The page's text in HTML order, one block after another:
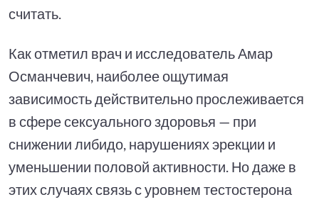
считать.
Как отметил врач и исследователь Амар
Османчевич, наиболее ощутимая
зависимость действительно прослеживается
в сфере сексуального здоровья — при
снижении либидо, нарушениях эрекции и
уменьшении половой активности. Но даже в
этих случаях связь с уровнем тестостерона